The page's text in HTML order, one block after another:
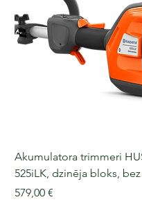
Akumulatora trimmeri
525iLK, dzinēja bloks,
Cena
579,00 €